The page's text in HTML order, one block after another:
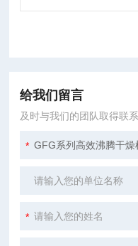
给我们留言
及时与我们的团队取得联